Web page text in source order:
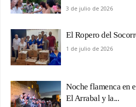
3 de julio de 2026
El Ropero del
1 de julio de 2026
Noche flamenca en
El Arrabal y la...